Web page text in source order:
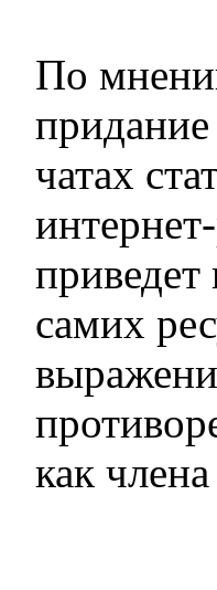
По
чатах
самих
как